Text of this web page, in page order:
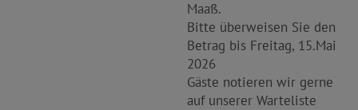
Maaß.
Bitte überweisen Sie den
Betrag bis Freitag, 15.Mai
2026
Gäste notieren wir gerne
auf unserer Warteliste